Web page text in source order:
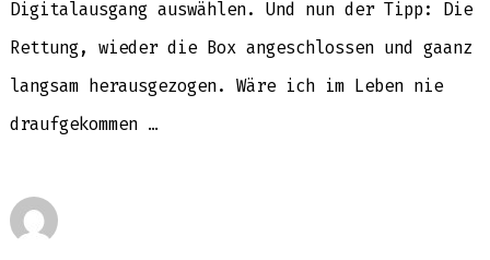
Digitalausgang auswählen. Und nun der Tipp: Die
Rettung, wieder die Box angeschlossen und gaanz
langsam herausgezogen. Wäre ich im Leben nie
draufgekommen …